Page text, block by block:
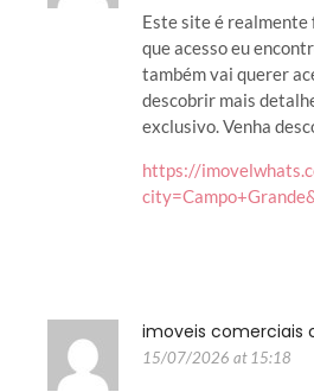
Este site é realmente
que acesso eu
também vai querer
descobrir mais
exclusivo. Venha
https://
imoveis comerciais
15/07/2026 at 15:18